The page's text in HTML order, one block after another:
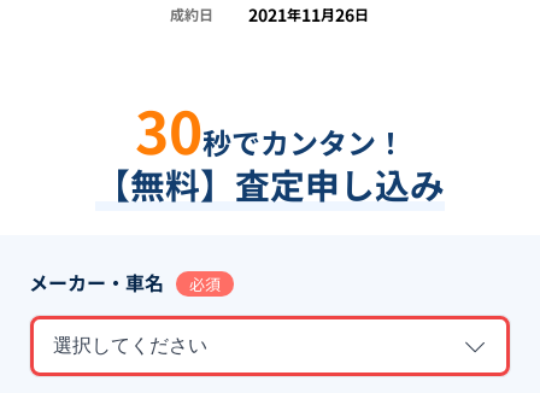
成約日
2021年11月26日
30秒でカンタン！
【無料】査定申し込み
メーカー・車名 必須
選択してください